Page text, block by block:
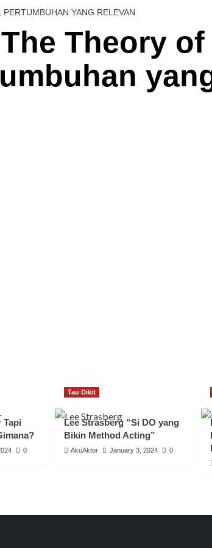
YANG RELEVAN
Theory of
Tapi
0
Tau Dikit
Lee Strasberg “Si DO yang
Bikin Method Acting”
AkuAktor January 3, 2024 0